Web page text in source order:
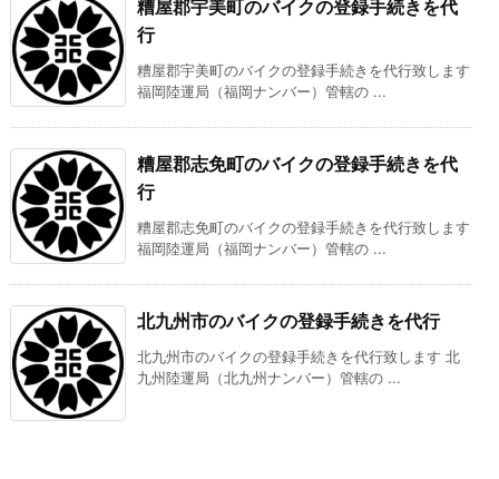
糟屋郡宇美町のバイクの登録手続きを代
行
糟屋郡宇美町のバイクの登録手続きを代行致します
福岡陸運局（福岡ナンバー）管轄の ...
糟屋郡志免町のバイクの登録手続きを代
行
糟屋郡志免町のバイクの登録手続きを代行致します
福岡陸運局（福岡ナンバー）管轄の ...
北九州市のバイクの登録手続きを代行
北九州市のバイクの登録手続きを代行致します 北
九州陸運局（北九州ナンバー）管轄の ...